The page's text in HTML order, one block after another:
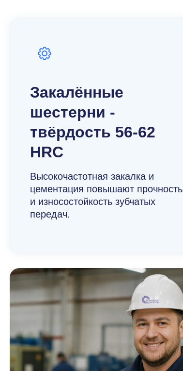
Закалённые
шестерни -
твёрдость 56-62
HRC
Высокочастотная закалка и
цементация повышают прочность
и износостойкость зубчатых
передач.